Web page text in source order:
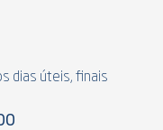
dias úteis, finais